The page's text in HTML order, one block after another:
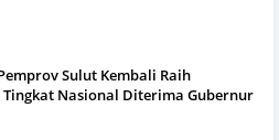
Sulut Kembali Raih
Tingkat Nasional Diterima Gubernur